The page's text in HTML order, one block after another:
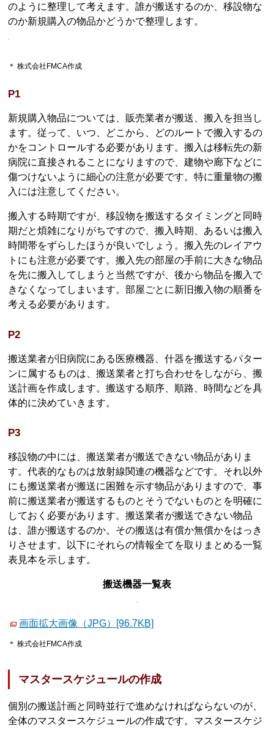
のように整理して考えます。誰が搬送するのか、移設物な
のか新規購入の物品かどうかで整理します。
＊ 株式会社FMCA作成
P1
新規購入物品については、販売業者が搬送、搬入を担当し
ます。従って、いつ、どこから、どのルートで搬入するの
かをコントロールする必要があります。搬入は移転先の新
病院に直接されることになりますので、建物や廊下などに
傷つけないように細心の注意が必要です。特に重量物の搬
入には注意してください。
搬入する時期ですが、移設物を搬送するタイミングと同時
期だと煩雑になりがちですので、搬入時期、あるいは搬入
時間帯をずらしたほうが良いでしょう。搬入先のレイアウ
トにも注意が必要です。搬入先の部屋の手前に大きな物品
を先に搬入してしまうと当然ですが、後から物品を搬入で
きなくなってしまいます。部屋ごとに新旧搬入物の順番を
考える必要があります。
P2
搬送業者が旧病院にある医療機器、什器を搬送するパター
ンに属するものは、搬送業者と打ち合わせをしながら、搬
送計画を作成します。搬送する順序、順路、時間などを具
体的に決めていきます。
P3
移設物の中には、搬送業者が搬送できない物品がありま
す。代表的なものは放射線関連の機器などです。それ以外
にも搬送業者が搬送に困難を示す物品がありますので、事
前に搬送業者が搬送するものとそうでないものとを明確に
しておく必要があります。搬送業者が搬送できない物品
は、誰が搬送するのか。その搬送は有償か無償かをはっき
りさせます。以下にそれらの情報全てを取りまとめる一覧
表見本を示します。
搬送機器一覧表
画面拡大画像（JPG）[96.7KB]
＊ 株式会社FMCA作成
マスタースケジュールの作成
個別の搬送計画と同時並行で進めなければならないのが、
全体のマスタースケジュールの作成です。マスタースケジ